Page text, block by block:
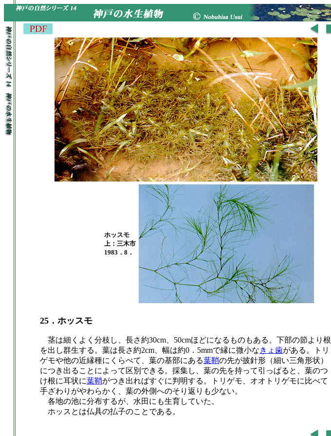
ホッスモ
上：三木市
1983．8．
25．ホッスモ
茎は細くよく分枝し、長さ約30cm、50cmほどになるものもある。下部の節より根
を出し群生する。葉は長さ約2cm、幅は約0．5mmで縁に微小なきょ歯がある。トリ
ゲモや他の近縁種にくらべて、葉の基部にある葉鞘の先が披針形（細い三角形状）
につき出ることによって区別できる。採集し、葉の先を持って引っぱると、葉のつ
け根に耳状に葉鞘がつき出ればすぐに判明する。トリゲモ、オオトリゲモに比べて
手ざわりがやわらかく、葉の外側へのそり返りも少ない。
各地の池に分布するが、水田にも生育していた。
ホッスとは仏具の払子のことである。